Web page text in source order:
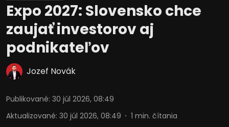
Expo 2027: Slovensko chce
zaujať investorov aj
podnikateľov
Jozef Novák
Publikované: 30 júl 2026, 08:49
Aktualizované: 30 júl 2026, 08:49 1 min. čítania